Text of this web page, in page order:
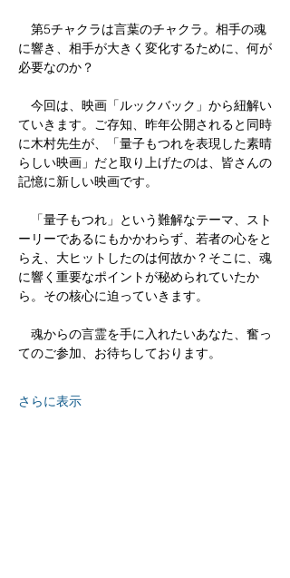
第5チャクラは言葉のチャクラ。相手の魂
に響き、相手が大きく変化するために、何が
必要なのか？
今回は、映画「ルックバック」から紐解い
ていきます。ご存知、昨年公開されると同時
に木村先生が、「量子もつれを表現した素晴
らしい映画」だと取り上げたのは、皆さんの
記憶に新しい映画です。
「量子もつれ」という難解なテーマ、スト
ーリーであるにもかかわらず、若者の心をと
らえ、大ヒットしたのは何故か？そこに、魂
に響く重要なポイントが秘められていたか
ら。その核心に迫っていきます。
魂からの言霊を手に入れたいあなた、奮っ
てのご参加、お待ちしております。
さらに表示